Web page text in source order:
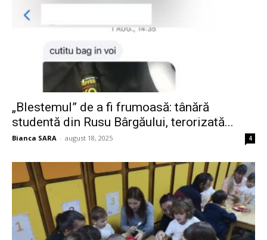
„Blestemul” de a fi frumoasă: tânără
studentă din Rusu Bârgăului, terorizată...
Bianca SARA - august 18, 2025 4